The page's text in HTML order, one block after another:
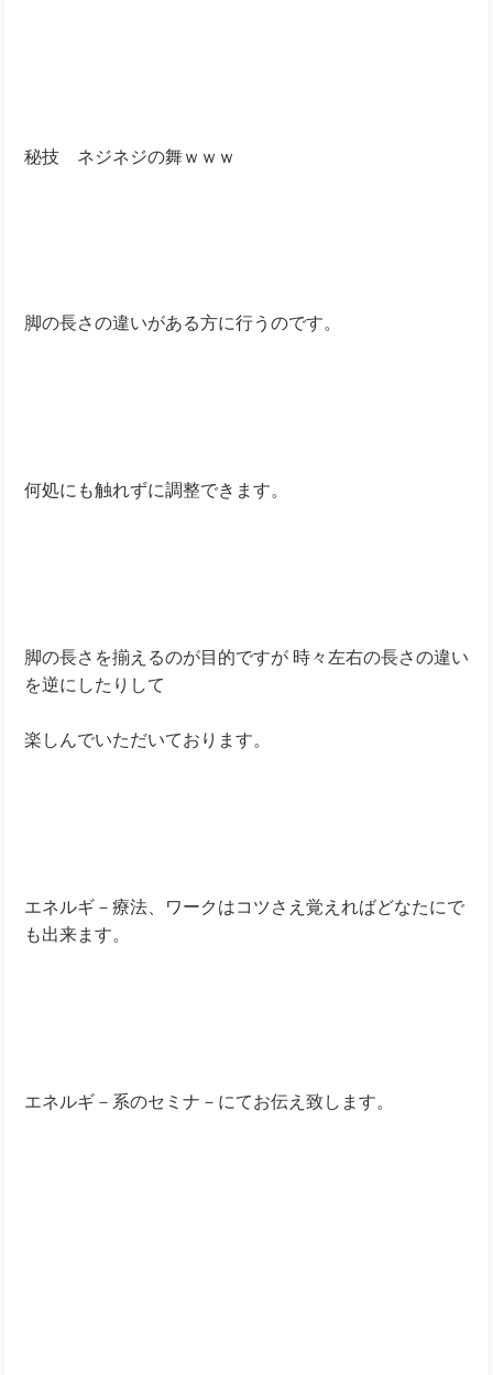
秘技 ネジネジの舞ｗｗｗ
脚の長さの違いがある方に行うのです。
何処にも触れずに調整できます。
脚の長さを揃えるのが目的ですが 時々左右の長さの違い
を逆にしたりして
楽しんでいただいております。
エネルギ－療法、ワークはコツさえ覚えればどなたにで
も出来ます。
エネルギ－系のセミナ－にてお伝え致します。